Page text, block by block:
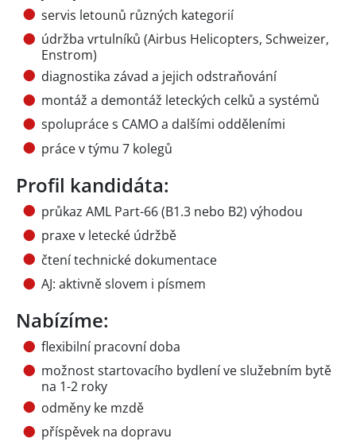
servis letounů různých kategorií
údržba vrtulníků (Airbus Helicopters, Schweizer,
Enstrom)
diagnostika závad a jejich odstraňování
montáž a demontáž leteckých celků a systémů
spolupráce s CAMO a dalšími odděleními
práce v týmu 7 kolegů
Profil kandidáta:
průkaz AML Part-66 (B1.3 nebo B2) výhodou
praxe v letecké údržbě
čtení technické dokumentace
AJ: aktivně slovem i písmem
Nabízíme:
flexibilní pracovní doba
možnost startovacího bydlení ve služebním bytě
na 1-2 roky
odměny ke mzdě
příspěvek na dopravu